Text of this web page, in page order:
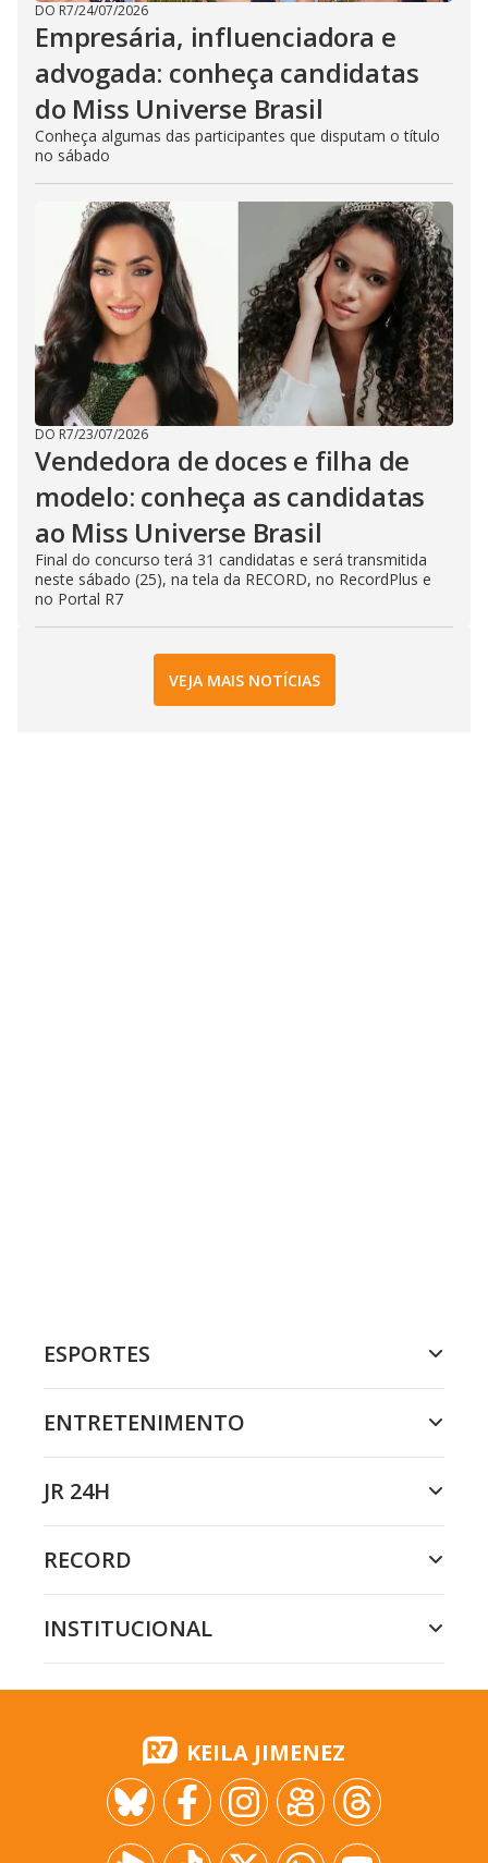
DO R7/24/07/2026
Empresária, influenciadora e
advogada: conheça candidatas
do Miss Universe Brasil
Conheça algumas das participantes que disputam o título
no sábado
DO R7/23/07/2026
Vendedora de doces e filha de
modelo: conheça as candidatas
ao Miss Universe Brasil
Final do concurso terá 31 candidatas e será transmitida
neste sábado (25), na tela da RECORD, no RecordPlus e
no Portal R7
VEJA MAIS NOTÍCIAS
ESPORTES
ENTRETENIMENTO
JR 24H
RECORD
INSTITUCIONAL
KEILA JIMENEZ